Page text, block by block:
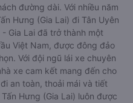
đường dài. Với nhiều năm
Hưng (Gia Lai) đi Tân Uyên
Gia Lai đã trở thành một
Việt Nam, được đông đảo
Với đội ngũ lái xe chuyên
xe cam kết mang đến cho
an toàn, thoải mái và tiết
Hưng (Gia Lai) luôn được